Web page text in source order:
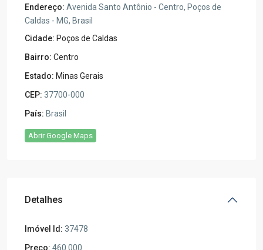
Endereço: Avenida Santo Antônio - Centro, Poços de
Caldas - MG, Brasil
Cidade: Poços de Caldas
Bairro: Centro
Estado: Minas Gerais
CEP: 37700-000
País: Brasil
Abrir Google Maps
Detalhes
Imóvel Id: 37478
Preço: 460.000